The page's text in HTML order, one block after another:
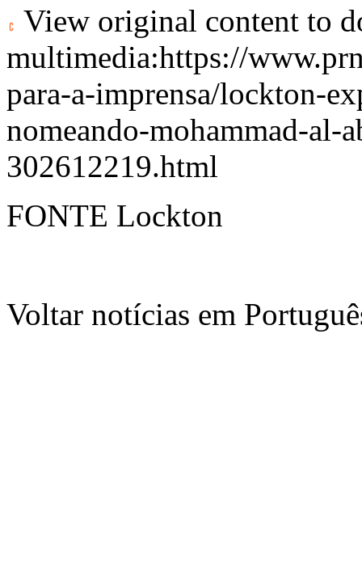
View original content to
multimedia:https://
para-a-imprensa/lockton-
nomeando-mohammad-al-
302612219.html
FONTE Lockton
Voltar notícias em